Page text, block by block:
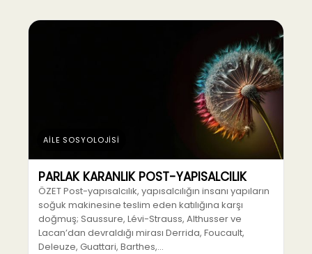
AİLE SOSYOLOJİSİ
PARLAK KARANLIK POST-YAPISALCILIK
ÖZET Post-yapısalcılık, yapısalcılığın insanı yapıların
soğuk makinesine teslim eden katılığına karşı
doğmuş; Saussure, Lévi-Strauss, Althusser ve
Lacan’dan devraldığı mirası Derrida, Foucault,
Deleuze, Guattari, Barthes,…